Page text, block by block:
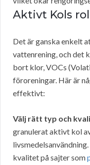
Aktivt Kols
Det är ganska enkelt
vattenrening, och det
bort klor, VOCs
föroreningar. Här är
effektivt:
Välj rätt typ och
granulerat aktivt kol
kvalitet på sajter som